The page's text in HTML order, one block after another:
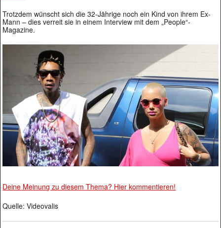
Trotzdem wünscht sich die 32-Jährige noch ein Kind von ihrem Ex-
Mann – dies verreit sie in einem Interview mit dem „People“-
Magazine.
Deine Meinung zu diesem Thema? Hier kommentieren!
Quelle: Videovalis